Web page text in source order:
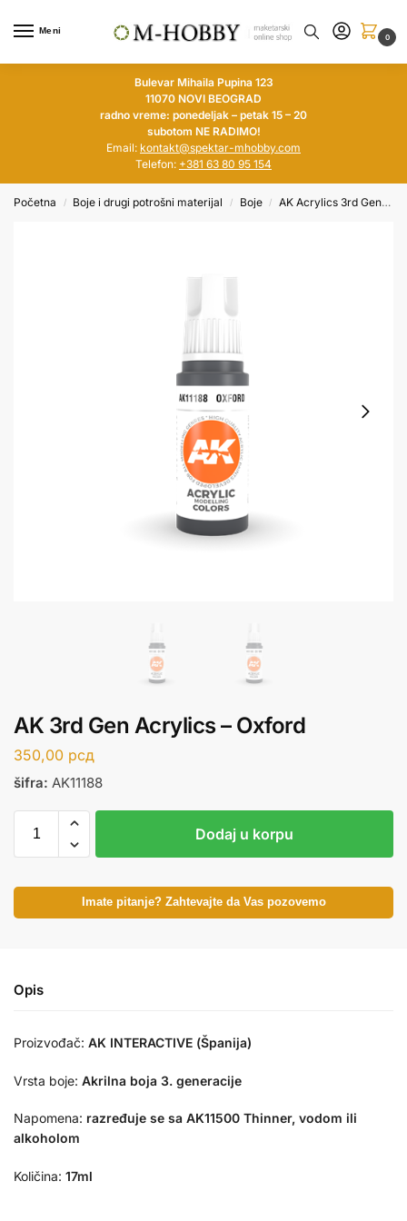
Meni
0
Bulevar Mihaila Pupina 123
11070 NOVI BEOGRAD
radno vreme: ponedeljak – petak 15 – 20
subotom NE RADIMO!
Email: kontakt@spektar-mhobby.com
Telefon: +381 63 80 95 154
Početna / Boje i drugi potrošni materijal / Boje / AK Acrylics 3rd Generation
AK 3rd Gen Acrylics – Oxford
350,00 рсд
šifra: AK11188
Dodaj u korpu
Imate pitanje? Zahtevajte da Vas pozovemo
Opis
Proizvođač: AK INTERACTIVE (Španija)
Vrsta boje: Akrilna boja 3. generacije
Napomena: razređuje se sa AK11500 Thinner, vodom ili
alkoholom
Količina: 17ml